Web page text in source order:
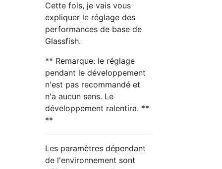
Cette fois, je vais vous
expliquer le réglage des
performances de base de
Glassfish.
** Remarque: le réglage
pendant le développement
n'est pas recommandé et
n'a aucun sens. Le
développement ralentira. **
**
Les paramètres dépendant
de l'environnement sont